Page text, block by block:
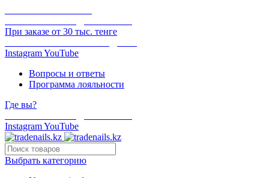
При заказе от 30 тыс. тенге
InstagramYouTube
Вопросы и ответы
Программа лояльности
Где вы?
InstagramYouTube
Выбрать категорию